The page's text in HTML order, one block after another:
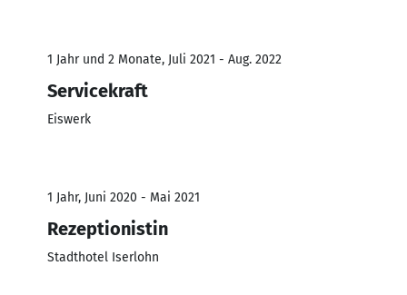
1 Jahr und 2 Monate, Juli 2021 - Aug. 2022
Servicekraft
Eiswerk
1 Jahr, Juni 2020 - Mai 2021
Rezeptionistin
Stadthotel Iserlohn